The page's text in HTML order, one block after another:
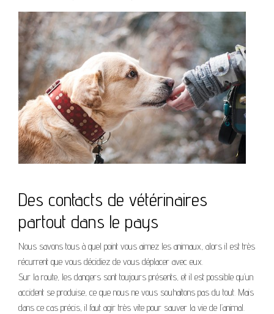
Des contacts de vétérinaires
partout dans le pays
Nous savons tous à quel point vous aimez les animaux, alors il est très
récurrent que vous décidiez de vous déplacer avec eux.
Sur la route, les dangers sont toujours présents, et il est possible qu’un
accident se produise, ce que nous ne vous souhaitons pas du tout. Mais
dans ce cas précis, il faut agir très vite pour sauver la vie de l’animal.